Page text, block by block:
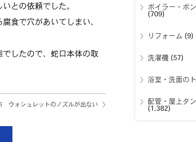
との依頼でした。
食で穴があいてしまい、
したので、蛇口本体の取
ウォシュレットのノズルが出ない
ボイラー・ポ
(709)
リフォーム (9)
洗濯機(57)
浴室・洗面の
配管・屋上タ
(1,382)